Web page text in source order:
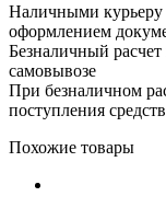
Наличными курьеру
оформлением
Безналичный
самовывозе
При безналичном
поступления
Похожие товары